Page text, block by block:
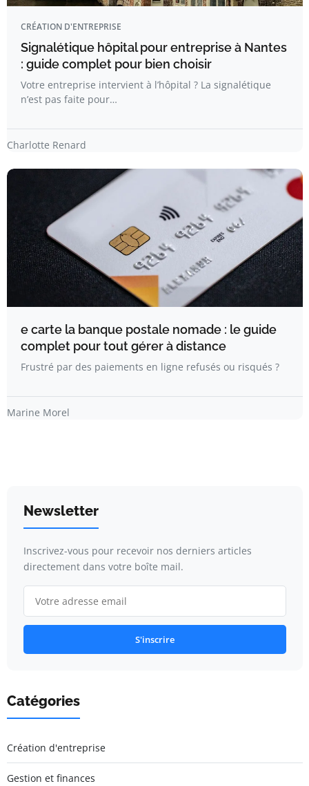
CRÉATION D'ENTREPRISE
Signalétique hôpital pour entreprise à Nantes
: guide complet pour bien choisir
Votre entreprise intervient à l’hôpital ? La signalétique
n’est pas faite pour…
Charlotte Renard
e carte la banque postale nomade : le guide
complet pour tout gérer à distance
Frustré par des paiements en ligne refusés ou risqués ?
Marine Morel
Newsletter
Inscrivez-vous pour recevoir nos derniers articles
directement dans votre boîte mail.
S'inscrire
Catégories
Création d'entreprise
Gestion et finances